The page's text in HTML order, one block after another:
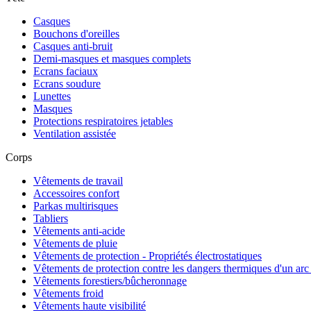
Casques
Bouchons d'oreilles
Casques anti-bruit
Demi-masques et masques complets
Ecrans faciaux
Ecrans soudure
Lunettes
Masques
Protections respiratoires jetables
Ventilation assistée
Corps
Vêtements de travail
Accessoires confort
Parkas multirisques
Tabliers
Vêtements anti-acide
Vêtements de pluie
Vêtements de protection - Propriétés électrostatiques
Vêtements de protection contre les dangers thermiques d'un
Vêtements forestiers/bûcheronnage
Vêtements froid
Vêtements haute visibilité